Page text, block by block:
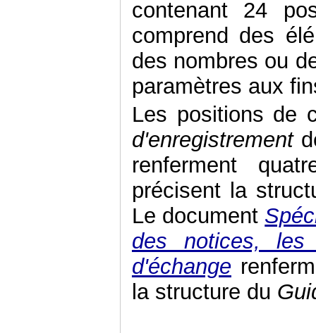
contenant 24
comprend des
des nombres ou
paramètres aux
Les positions de
d'enregistrement
renferment
précisent la
Le document
des notices,
d'échange
la structure du